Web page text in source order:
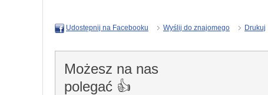
Udostępnij na Facebooku Wyślij do znajomego Drukuj
Możesz na nas
polegać 👍